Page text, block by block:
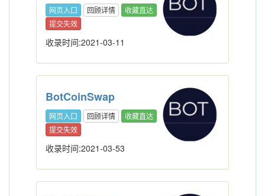
网页入口 回顾详情
收藏直达
提交失效
收录时间:2021-03-11
BotCoinSwap
网页入口 回顾详情
收藏直达
提交失效
收录时间:2021-03-53